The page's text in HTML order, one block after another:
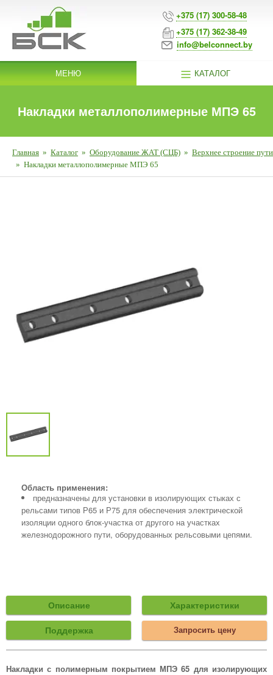
+375 (17) 300-58-48
+375 (17) 362-38-49
info@belconnect.by
МЕНЮ КАТАЛОГ
Накладки металлополимерные МПЭ 65
Главная » Каталог » Оборудование ЖАТ (СЦБ) » Верхнее строение пути
» Накладки металлополимерные МПЭ 65
Область применения:
предназначены для установки в изолирующих стыках с
рельсами типов Р65 и Р75 для обеспечения электрической
изоляции одного блок-участка от другого на участках
железнодорожного пути, оборудованных рельсовыми цепями.
Описание Характеристики
Поддержка Запросить цену
Накладки с полимерным покрытием МПЭ 65 для изолирующих